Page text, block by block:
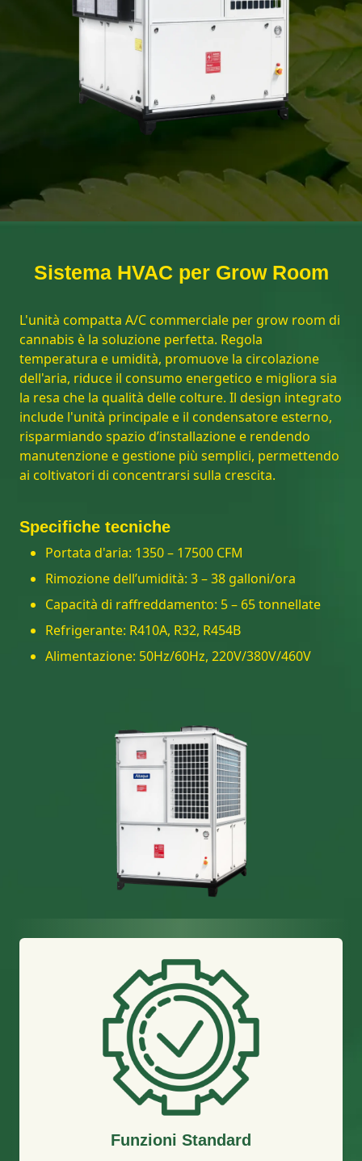
Sistema HVAC per Grow Room
L'unità compatta A/C commerciale per grow room di
cannabis è la soluzione perfetta. Regola
temperatura e umidità, promuove la circolazione
dell'aria, riduce il consumo energetico e migliora sia
la resa che la qualità delle colture. Il design integrato
include l'unità principale e il condensatore esterno,
risparmiando spazio d’installazione e rendendo
manutenzione e gestione più semplici, permettendo
ai coltivatori di concentrarsi sulla crescita.
Specifiche tecniche
Portata d'aria: 1350 – 17500 CFM
Rimozione dell’umidità: 3 – 38 galloni/ora
Capacità di raffreddamento: 5 – 65 tonnellate
Refrigerante: R410A, R32, R454B
Alimentazione: 50Hz/60Hz, 220V/380V/460V
Funzioni Standard